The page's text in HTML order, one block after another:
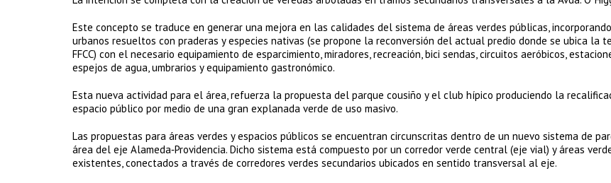
Este concepto se traduce en generar una mejora en las calidades del sistema de áreas verdes públicas,
urbanos resueltos con praderas y especies nativas (se propone la reconversión del actual predio donde se ubica la
FFCC) con el necesario equipamiento de esparcimiento, miradores, recreación, bici sendas, circuitos aeróbicos,
espejos de agua, umbrarios y equipamiento gastronómico.
Esta nueva actividad para el área, refuerza la propuesta del parque cousiño y el club hípico produciendo la
espacio público por medio de una gran explanada verde de uso masivo.
Las propuestas para áreas verdes y espacios públicos se encuentran circunscritas dentro de un nuevo sistema de
área del eje Alameda‐Providencia. Dicho sistema está compuesto por un corredor verde central (eje vial) y áreas
existentes, conectados a través de corredores verdes secundarios ubicados en sentido transversal al eje.